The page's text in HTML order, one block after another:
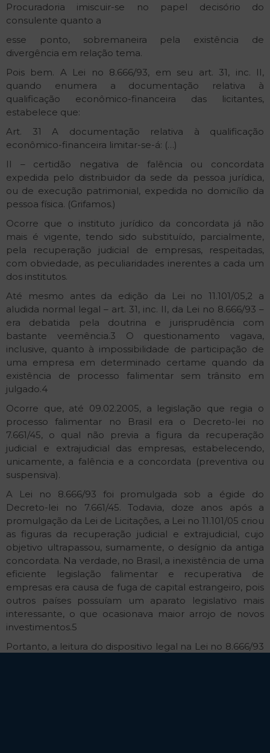
Procuradoria imiscuir-se no papel decisório do
consulente quanto a
esse ponto, sobremaneira pela existência de
divergência em relação tema.
Pois bem. A Lei no 8.666/93, em seu art. 31, inc. II,
quando enumera a documentação relativa à
qualificação econômico-financeira das licitantes,
estabelece que:
Art. 31 A documentação relativa à qualificação
econômico-financeira limitar-se-á: (…)
II – certidão negativa de falência ou concordata
expedida pelo distribuidor da sede da pessoa jurídica,
ou de execução patrimonial, expedida no domicílio da
pessoa física. (Grifamos.)
Ocorre que o instituto jurídico da concordata já não
mais é vigente, tendo sido substituído, parcialmente,
pela recuperação judicial de empresas, respeitadas,
com obviedade, as peculiaridades inerentes a cada um
dos institutos.
Até mesmo antes da edição da Lei no 11.101/05,2 a
aludida normal legal – art. 31, inc. II, da Lei no 8.666/93 –
era debatida pela doutrina e jurisprudência com
bastante veemência.3 O questionamento vagava,
inclusive, quanto à impossibilidade de participação de
uma empresa em determinado certame quando da
existência de processo falimentar sem trânsito em
julgado.4
Ocorre que, até 09.02.2005, a legislação que regia o
processo falimentar no Brasil era o Decreto-lei no
7.661/45, o qual não previa a figura da recuperação
judicial e extrajudicial das empresas, estabelecendo,
unicamente, a falência e a concordata (preventiva ou
suspensiva).
A Lei no 8.666/93 foi promulgada sob a égide do
Decreto-lei no 7.661/45. Todavia, doze anos após a
promulgação da Lei de Licitações, a Lei no 11.101/05 criou
as figuras da recuperação judicial e extrajudicial, cujo
objetivo ultrapassou, sumamente, o desígnio da antiga
concordata. Na verdade, no Brasil, a inexistência de uma
eficiente legislação falimentar e recuperativa de
empresas era causa de fuga de capital estrangeiro, pois
outros países possuíam um aparato legislativo mais
interessante, o que ocasionava maior arrojo de novos
investimentos.5
Portanto, a leitura do dispositivo legal na Lei no 8.666/93